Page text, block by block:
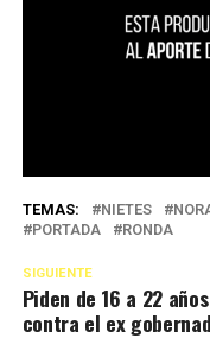
TEMAS: NIETES
PORTADA
RONDA
SIGUIENTE
Piden de 16 a 22
contra el ex